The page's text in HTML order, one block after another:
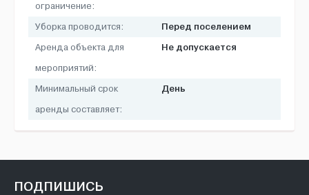
ограничение:
Уборка проводится: Перед поселением
Аренда объекта для
мероприятий:
Не допускается
Минимальный срок
аренды составляет:
День
ПОДПИШИСЬ